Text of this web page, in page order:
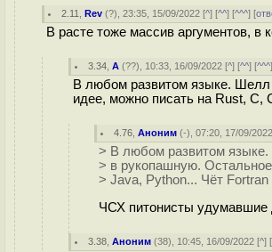
2.11 ,Rev (?), 23:35, 15/09/2022 [^] [^^] [^^^] [
В расте тоже массив аргументов, в
3.34 ,А (??), 10:33, 16/09/2022 [^] [^^] [^^^
В любом развитом языке. Шелл
идее, можно писать на Rust, C,
4.76 ,Аноним (-), 07:20, 17/09/
> В любом развитом
> в рукопашную.
> Java, Python... Чёт
ЧСХ питонисты удумавшие
3.38 ,Аноним (38), 10:45, 16/09/2022 [^] [